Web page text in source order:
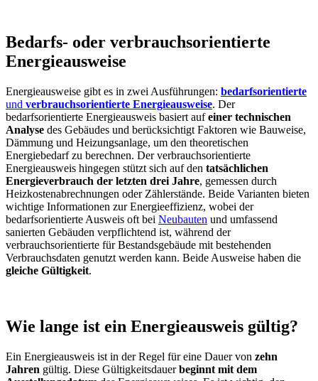
Bedarfs- oder verbrauchsorientierte
Energieausweise
Energieausweise gibt es in zwei Ausführungen: bedarfsorientierte
und verbrauchsorientierte Energieausweise. Der
bedarfsorientierte Energieausweis basiert aufeiner technischen
Analyse des Gebäudes und berücksichtigt Faktoren wie Bauweise,
Dämmung und Heizungsanlage, um den theoretischen
Energiebedarf zu berechnen. Der verbrauchsorientierte
Energieausweis hingegen stützt sich auf den tatsächlichen
Energieverbrauch der letzten drei Jahre, gemessen durch
Heizkostenabrechnungen oder Zählerstände. Beide Varianten bieten
wichtige Informationen zur Energieeffizienz, wobei der
bedarfsorientierte Ausweis oft bei Neubauten und umfassend
sanierten Gebäuden verpflichtend ist, während der
verbrauchsorientierte für Bestandsgebäude mit bestehenden
Verbrauchsdaten genutzt werden kann. Beide Ausweise haben die
gleiche Gültigkeit.
Wie lange ist ein Energieausweis gültig?
Ein Energieausweis ist in der Regel für eine Dauer von zehn
Jahren gültig. Diese Gültigkeitsdauerbeginnt mit dem